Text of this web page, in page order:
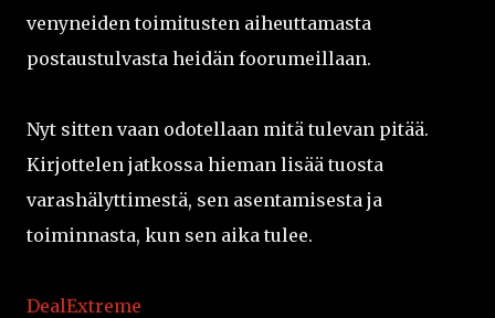
venyneiden toimitusten aiheuttamasta
postaustulvasta heidän foorumeillaan.
Nyt sitten vaan odotellaan mitä tulevan pitää.
Kirjottelen jatkossa hieman lisää tuosta
varashälyttimestä, sen asentamisesta ja
toiminnasta, kun sen aika tulee.
DealExtreme